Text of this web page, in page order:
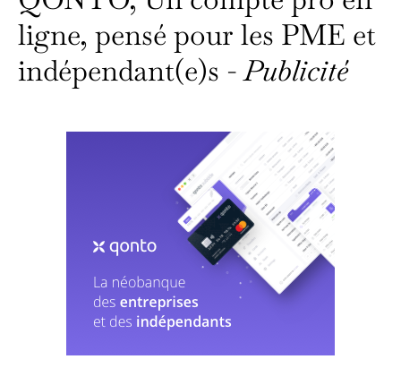
ligne, pensé pour les PME et
indépendant(e)s -Publicité